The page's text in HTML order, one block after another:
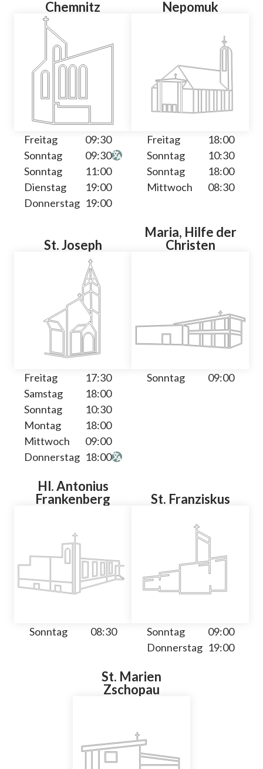
Chemnitz
Freitag
09:30
Sonntag
09:30
Sonntag
11:00
Dienstag
19:00
Donnerstag 19:00
Nepomuk
Freitag
18:00
Sonntag
10:30
Sonntag
18:00
Mittwoch
08:30
St. Joseph
Freitag
17:30
Samstag
18:00
Sonntag
10:30
Montag
18:00
Mittwoch
09:00
Donnerstag 18:00
Maria, Hilfe der
Christen
Sonntag 09:00
Hl. Antonius
Frankenberg
Sonntag 08:30
St. Franziskus
Sonntag
09:00
Donnerstag 19:00
St. Marien
Zschopau